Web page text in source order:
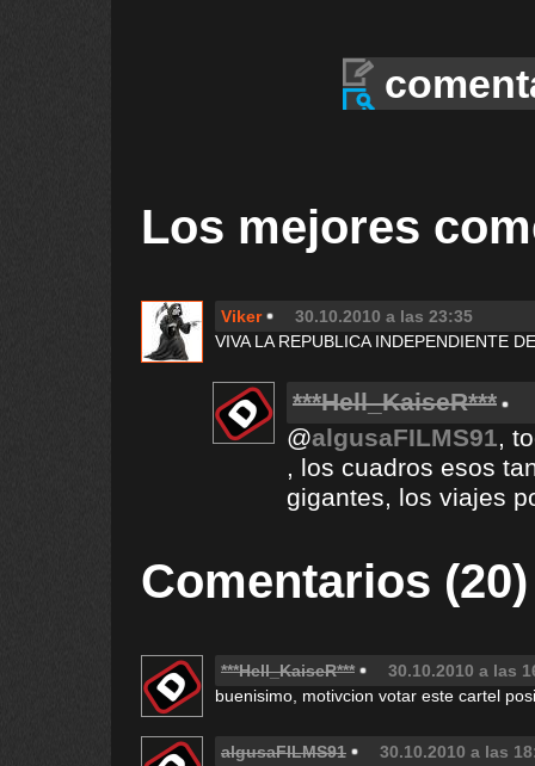
Los mejores
Viker
30.10.2010 a las 23:35
VIVA LA REPUBLICA INDEPENDIENTE
***Hell_KaiseR***
@algusaFILMS91,
, los cuadros esos
gigantes, los viajes
Comentarios (20)
***Hell_KaiseR***
30.10.2010 a las
buenisimo, motivcion votar este cartel
algusaFILMS91
30.10.2010 a las